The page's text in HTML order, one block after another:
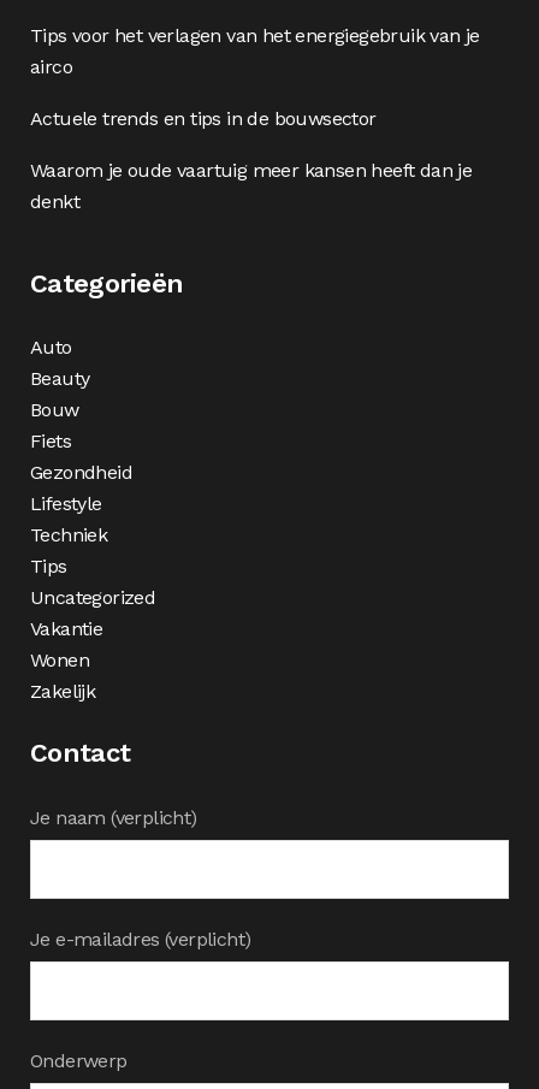
Tips voor het verlagen van het energiegebruik van je
airco
Actuele trends en tips in de bouwsector
Waarom je oude vaartuig meer kansen heeft dan je
denkt
Categorieën
Auto
Beauty
Bouw
Fiets
Gezondheid
Lifestyle
Techniek
Tips
Uncategorized
Vakantie
Wonen
Zakelijk
Contact
Je naam (verplicht)
Je e-mailadres (verplicht)
Onderwerp